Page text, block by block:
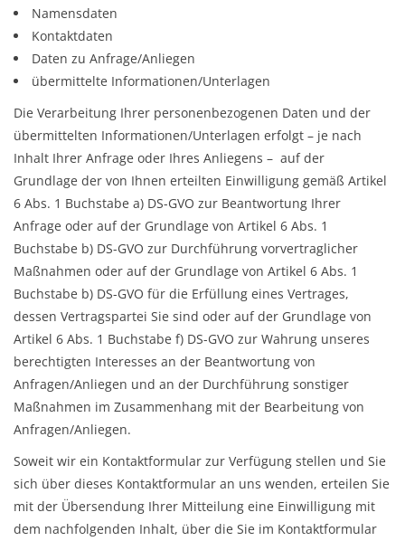
Namensdaten
Kontaktdaten
Daten zu Anfrage/Anliegen
übermittelte Informationen/Unterlagen
Die Verarbeitung Ihrer personenbezogenen Daten und der
übermittelten Informationen/Unterlagen erfolgt – je nach
Inhalt Ihrer Anfrage oder Ihres Anliegens – auf der
Grundlage der von Ihnen erteilten Einwilligung gemäß Artikel
6 Abs. 1 Buchstabe a) DS-GVO zur Beantwortung Ihrer
Anfrage oder auf der Grundlage von Artikel 6 Abs. 1
Buchstabe b) DS-GVO zur Durchführung vorvertraglicher
Maßnahmen oder auf der Grundlage von Artikel 6 Abs. 1
Buchstabe b) DS-GVO für die Erfüllung eines Vertrages,
dessen Vertragspartei Sie sind oder auf der Grundlage von
Artikel 6 Abs. 1 Buchstabe f) DS-GVO zur Wahrung unseres
berechtigten Interesses an der Beantwortung von
Anfragen/Anliegen und an der Durchführung sonstiger
Maßnahmen im Zusammenhang mit der Bearbeitung von
Anfragen/Anliegen.
Soweit wir ein Kontaktformular zur Verfügung stellen und Sie
sich über dieses Kontaktformular an uns wenden, erteilen Sie
mit der Übersendung Ihrer Mitteilung eine Einwilligung mit
dem nachfolgenden Inhalt, über die Sie im Kontaktformular